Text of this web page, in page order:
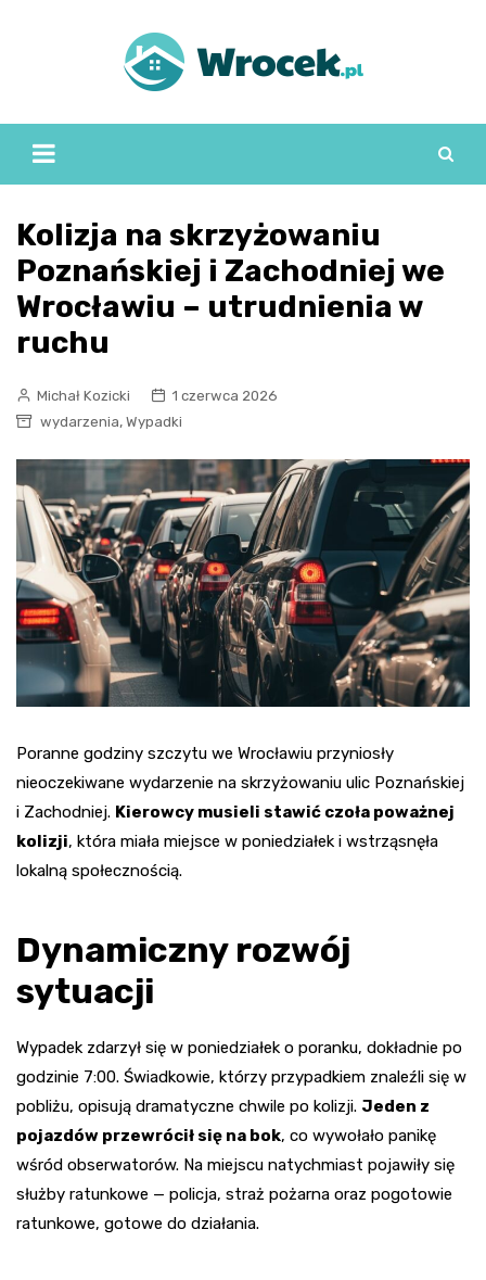
Kolizja na skrzyżowaniu
Poznańskiej i Zachodniej we
Wrocławiu – utrudnienia w
ruchu
Michał Kozicki
1 czerwca 2026
wydarzenia, Wypadki
Poranne godziny szczytu we Wrocławiu przyniosły
nieoczekiwane wydarzenie na skrzyżowaniu ulic Poznańskiej
i Zachodniej. Kierowcy musieli stawić czoła poważnej
kolizji, która miała miejsce w poniedziałek i wstrząsnęła
lokalną społecznością.
Dynamiczny rozwój
sytuacji
Wypadek zdarzył się w poniedziałek o poranku, dokładnie po
godzinie 7:00. Świadkowie, którzy przypadkiem znaleźli się w
pobliżu, opisują dramatyczne chwile po kolizji. Jeden z
pojazdów przewrócił się na bok, co wywołało panikę
wśród obserwatorów. Na miejscu natychmiast pojawiły się
służby ratunkowe — policja, straż pożarna oraz pogotowie
ratunkowe, gotowe do działania.